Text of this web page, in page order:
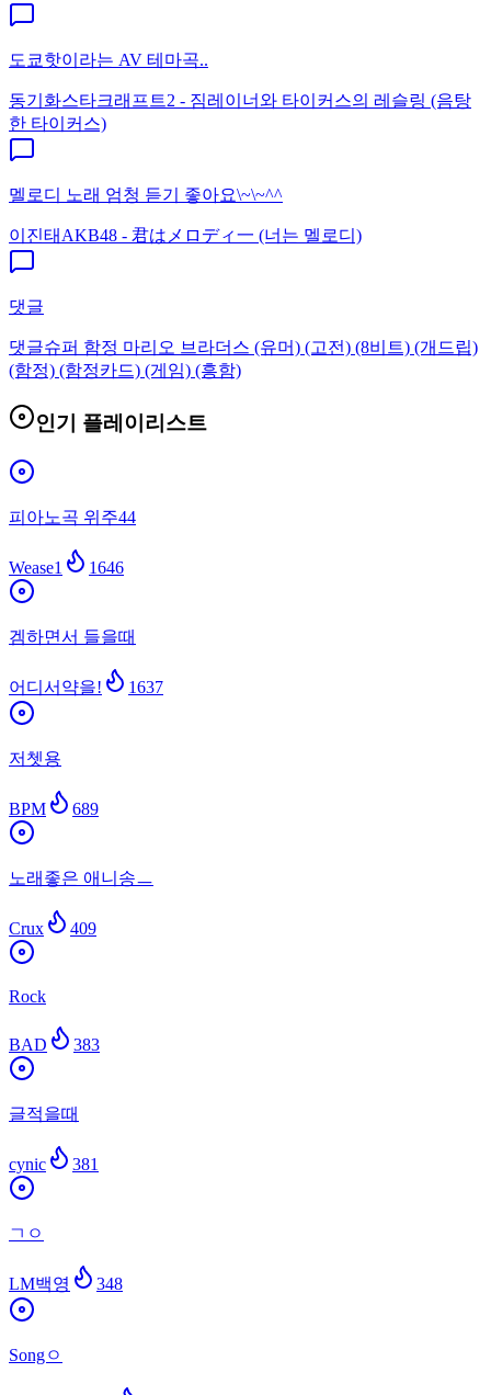
도쿄핫이라는 AV 테마곡..
동기화스타크래프트2 - 짐레이너와 타이커스의 레슬링 (음탕
한 타이커스)
멜로디 노래 엄청 듣기 좋아요\~\~^^
이진태 AKB48 - 君はメロディ一 (너는 멜로디)
댓글
댓글슈퍼 함정 마리오 브라더스 (유머) (고전) (8비트) (개드립)
(함정) (함정카드) (게임) (흥함)
인기 플레이리스트
피아노곡 위주44
Wease1 1646
겜하면서 들을때
어디서약을! 1637
저쳇용
BPM 689
노래좋은 애니송ㅡ
Crux 409
Rock
BAD 383
글적을때
cynic 381
ㄱㅇ
LM백영 348
Songㅇ